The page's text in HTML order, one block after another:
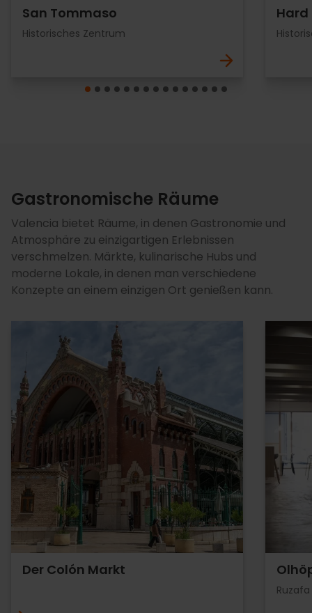
San Tommaso
Historisches Zentrum
Hard
Gastronomische Räume
Valencia bietet Räume, in denen Gastronomie und
Atmosphäre zu einzigartigen Erlebnissen
verschmelzen. Märkte, kulinarische Hubs und
moderne Lokale, in denen man verschiedene
Konzepte an einem einzigen Ort genießen kann.
Der Colón Markt